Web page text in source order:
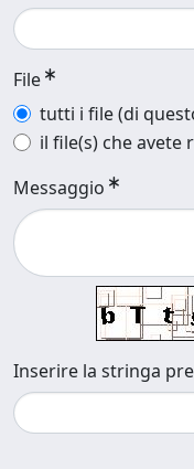
File
tutti i file (di
il file(s) che avete
Messaggio
Inserire la stringa